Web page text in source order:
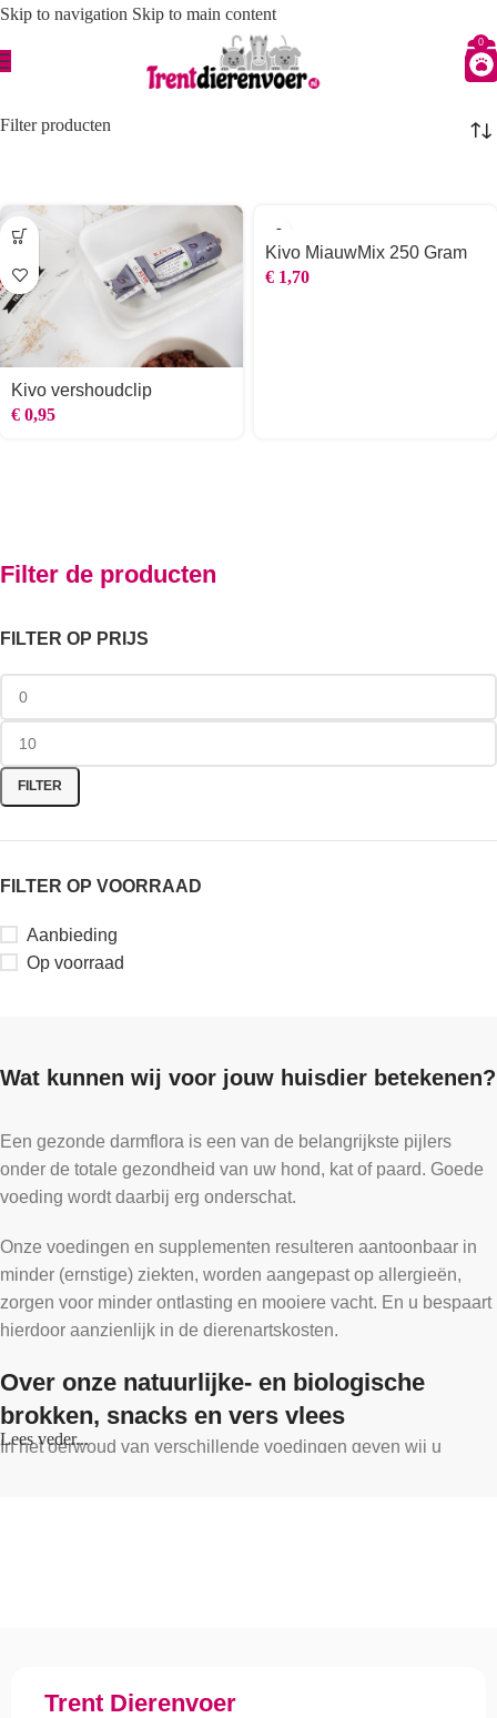
Skip to navigation Skip to main content
0
Filter de producten
FILTER OP PRIJS
FILTER
FILTER OP VOORRAAD
Aanbieding
Op voorraad
Filter producten
Kivo vershoudclip
€ 0,95
Kivo MiauwMix 250 Gram
€ 1,70
Wat kunnen wij voor jouw huisdier betekenen?
Een gezonde darmflora is een van de belangrijkste pijlers
onder de totale gezondheid van uw hond, kat of paard. Goede
voeding wordt daarbij erg onderschat.
Onze voedingen en supplementen resulteren aantoonbaar in
minder (ernstige) ziekten, worden aangepast op allergieën,
zorgen voor minder ontlasting en mooiere vacht. En u bespaart
hierdoor aanzienlijk in de dierenartskosten.
Over onze natuurlijke- en biologische
brokken, snacks en vers vlees
In het oerwoud van verschillende voedingen geven wij u
Dibevo en is daarna verder gespecialiseerd tot Zeelands
Lees veder...
Trent Dierenvoer